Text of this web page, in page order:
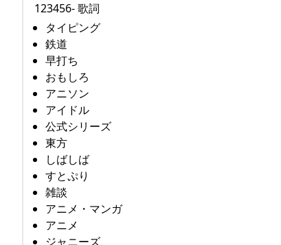
123456- 歌詞
タイピング
鉄道
早打ち
おもしろ
アニソン
アイドル
公式シリーズ
東方
しばしば
すとぷり
雑談
アニメ・マンガ
アニメ
ジャニーズ